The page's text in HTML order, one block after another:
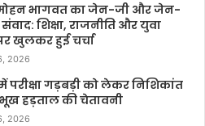
भागवत का जेन-जी और जेन-
शिक्षा, राजनीति और युवा
खुलकर हुई चर्चा
2026
परीक्षा गड़बड़ी को लेकर निशिकांत
हड़ताल की चेतावनी
2026